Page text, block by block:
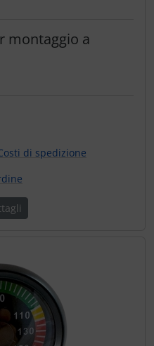
montaggio a
di spedizione